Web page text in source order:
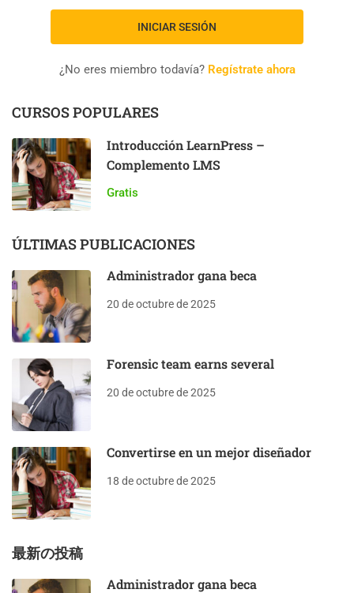
¿No eres miembro todavía? Regístrate ahora
CURSOS POPULARES
Introducción LearnPress –
Complemento LMS
Gratis
ÚLTIMAS PUBLICACIONES
Administrador gana beca
20 de octubre de 2025
Forensic team earns several
20 de octubre de 2025
Convertirse en un mejor diseñador
18 de octubre de 2025
最新の投稿
Administrador gana beca